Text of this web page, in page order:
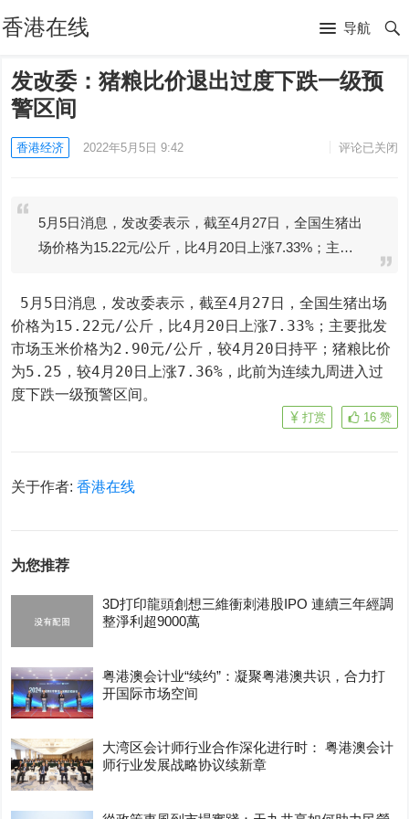
香港在线 导航
发改委：猪粮比价退出过度下跌一级预
警区间
香港经济 2022年5月5日 9:42 评论已关闭
5月5日消息，发改委表示，截至4月27日，全国生猪出
场价格为15.22元/公斤，比4月20日上涨7.33%；主…
价格为15.22元/公斤，比4月20日上涨7.33%；主要批发
市场玉米价格为2.90元/公斤，较4月20日持平；猪粮比价
为5.25，较4月20日上涨7.36%，此前为连续九周进入过
度下跌一级预警区间。
16 赞
打赏
关于作者:香港在线
为您推荐
3D打印龍頭創想三維衝刺港股IPO 連續三年經調
整淨利超9000萬
粤港澳会计业“续约”：凝聚粤港澳共识，合力打
开国际市场空间
大湾区会计师行业合作深化进行时： 粤港澳会计
师行业发展战略协议续新章